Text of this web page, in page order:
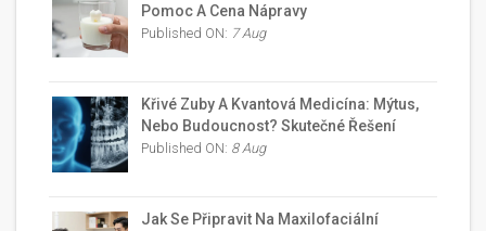
Pomoc A Cena Nápravy
Published ON: 7 Aug
Křivé Zuby A Kvantová Medicína: Mýtus,
Nebo Budoucnost? Skutečné Řešení
Published ON: 8 Aug
Jak Se Připravit Na Maxilofaciální